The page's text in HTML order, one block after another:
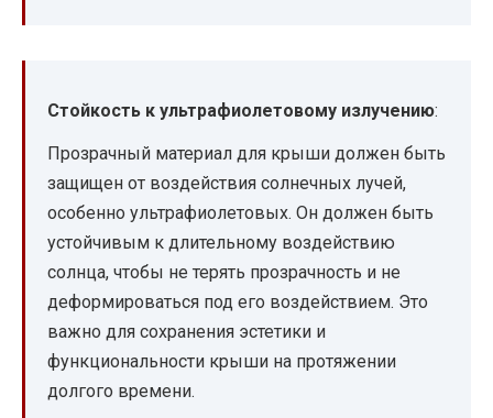
Стойкость к ультрафиолетовому излучению:
Прозрачный материал для крыши должен быть
защищен от воздействия солнечных лучей,
особенно ультрафиолетовых. Он должен быть
устойчивым к длительному воздействию
солнца, чтобы не терять прозрачность и не
деформироваться под его воздействием. Это
важно для сохранения эстетики и
функциональности крыши на протяжении
долгого времени.